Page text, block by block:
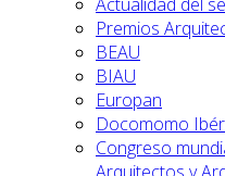
Premios
BEAU
BIAU
Europan
Docomomo
Congreso